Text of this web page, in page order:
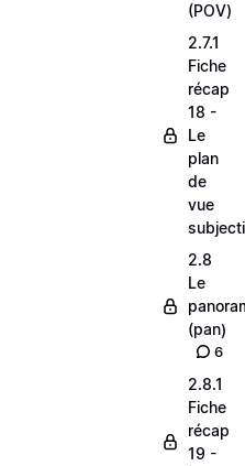
(POV)
2.7.1
Fiche
récap
18 -
Le
plan
de
vue
2.8
Le
(pan)
6
2.8.1
Fiche
récap
19 -